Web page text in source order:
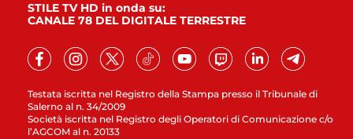
Testata iscritta nel Registro della Stampa presso il Tribunale di
Salerno al n. 34/2009
Società iscritta nel Registro degli Operatori di Comunicazione c/o
l’AGCOM al n. 20133
STILE TV HD in onda su:
CANALE 78 DEL DIGITALE TERRESTRE